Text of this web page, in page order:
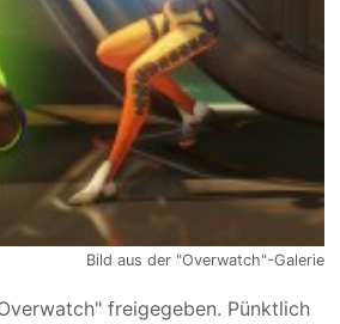
Bild aus der "Overwatch"-Galerie
freigegeben. Pünktlich